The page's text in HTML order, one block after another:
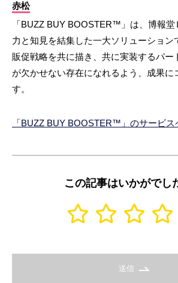
赤松
「BUZZ BUY BOOSTER™」は、博報
力と知見を結集した一大ソリューション
販促戦略を共に描き、共に実装するパー
が欠かせない存在になれるよう、成果に
す。
「BUZZ BUY BOOSTER™」のサービス
この記事はいかがでし
送信